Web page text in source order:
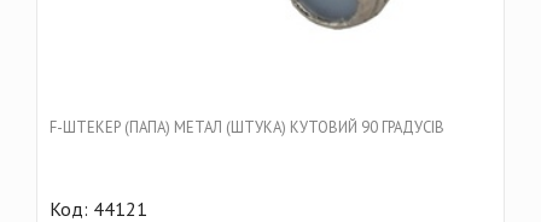
F-ШТЕКЕР (ПАПА) МЕТАЛ (ШТУКА) КУТОВИЙ 90 ГРАДУСІВ
Код: 44121